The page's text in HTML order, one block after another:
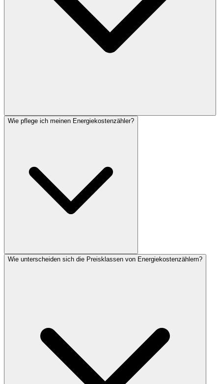
Wie pflege ich meinen Energiekostenzähler?
Wie unterscheiden sich die Preisklassen von Energiekostenzählern?